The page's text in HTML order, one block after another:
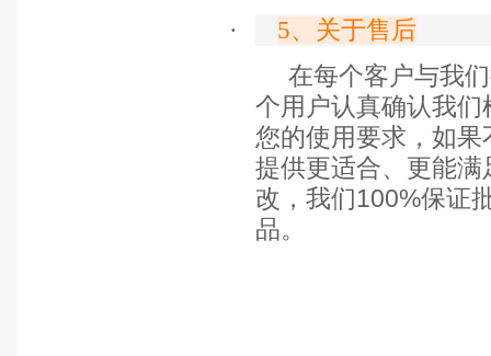
·
5、关于售后
在每个客户与我
个用户认真确认我
您的使用要求，如
提供更适合、更能
改，我们100%保证
品。